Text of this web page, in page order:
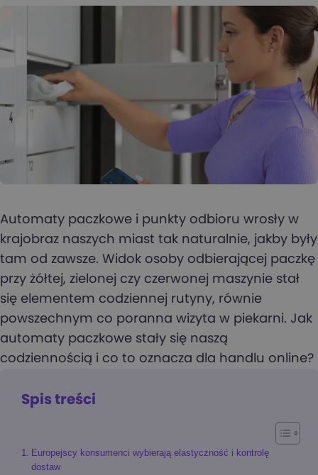
Automaty paczkowe i punkty odbioru wrosły w
krajobraz naszych miast tak naturalnie, jakby były
tam od zawsze. Widok osoby odbierającej paczkę
przy żółtej, zielonej czy czerwonej maszynie stał
się elementem codziennej rutyny, równie
powszechnym co poranna wizyta w piekarni. Jak
automaty paczkowe stały się naszą
codziennością i co to oznacza dla handlu online?
Spis treści
Europejscy konsumenci wybierają elastyczność i kontrolę
dostaw